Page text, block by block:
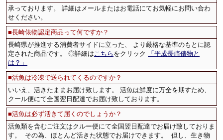
承っております。 詳細はメールまたはお電話にてお気軽にお問い合わ
せください。
■長崎俵物認定商品って何ですか？
長崎県が推進する消費者サイドに立った、 より厳格な基準のもとに認
定された商品です。 ◎詳細はこちら をクリック
「平成長崎俵物と
は？」
■活魚は冷凍で送られてくるのですか？
いいえ、活きたままお届け致します。 活魚は鮮度に万全を期すため、
クール便にて全国翌日配達でお届け致しております。
■活魚は必ず活きて届くのでしょうか？
活魚類を含むご注文はクルー便にて全国翌日配達でお届け致しておりま
す。
その為、ほとんど活きた状態でお届けできます。
但し、生き物